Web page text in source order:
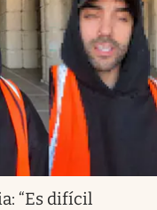
“Es difícil